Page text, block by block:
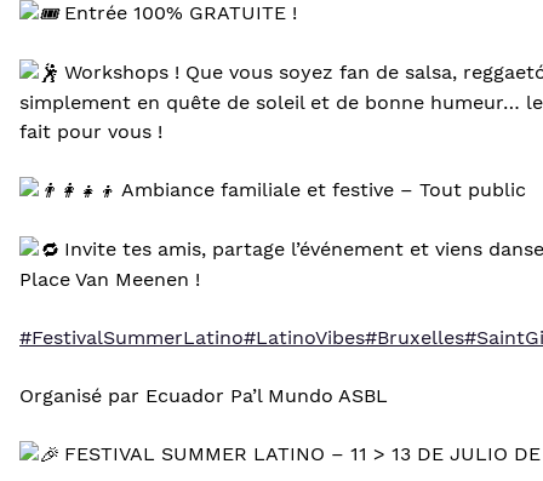
Entrée 100% GRATUITE !
Workshops ! Que vous soyez fan de salsa,
simplement en quête de soleil et de bonne humeur…
fait pour vous !
Ambiance familiale et festive – Tout public
Invite tes amis, partage l’événement et viens
Place Van Meenen !
#FestivalSummerLatino#LatinoVibes#Bruxelles
Organisé par Ecuador Pa’l Mundo ASBL
FESTIVAL SUMMER LATINO – 11 > 13 DE JULIO